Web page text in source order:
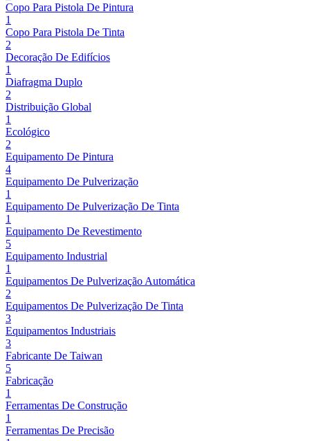
Copo Para Pistola De Pintura
1
Copo Para Pistola De Tinta
2
Decoração De Edifícios
1
Diafragma Duplo
2
Distribuição Global
1
Ecológico
2
Equipamento De Pintura
4
Equipamento De Pulverização
1
Equipamento De Pulverização De Tinta
1
Equipamento De Revestimento
5
Equipamento Industrial
1
Equipamentos De Pulverização Automática
2
Equipamentos De Pulverização De Tinta
3
Equipamentos Industriais
3
Fabricante De Taiwan
5
Fabricação
1
Ferramentas De Construção
1
Ferramentas De Precisão